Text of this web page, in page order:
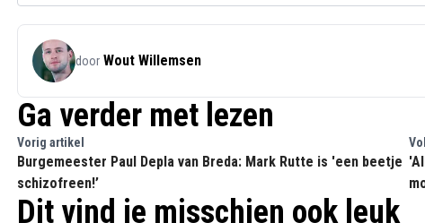
door Wout Willemsen
Ga verder met lezen
Vorig artikel
Burgemeester Paul Depla van Breda: Mark Rutte is 'een beetje
schizofreen!’
Dit vind je misschien ook leuk